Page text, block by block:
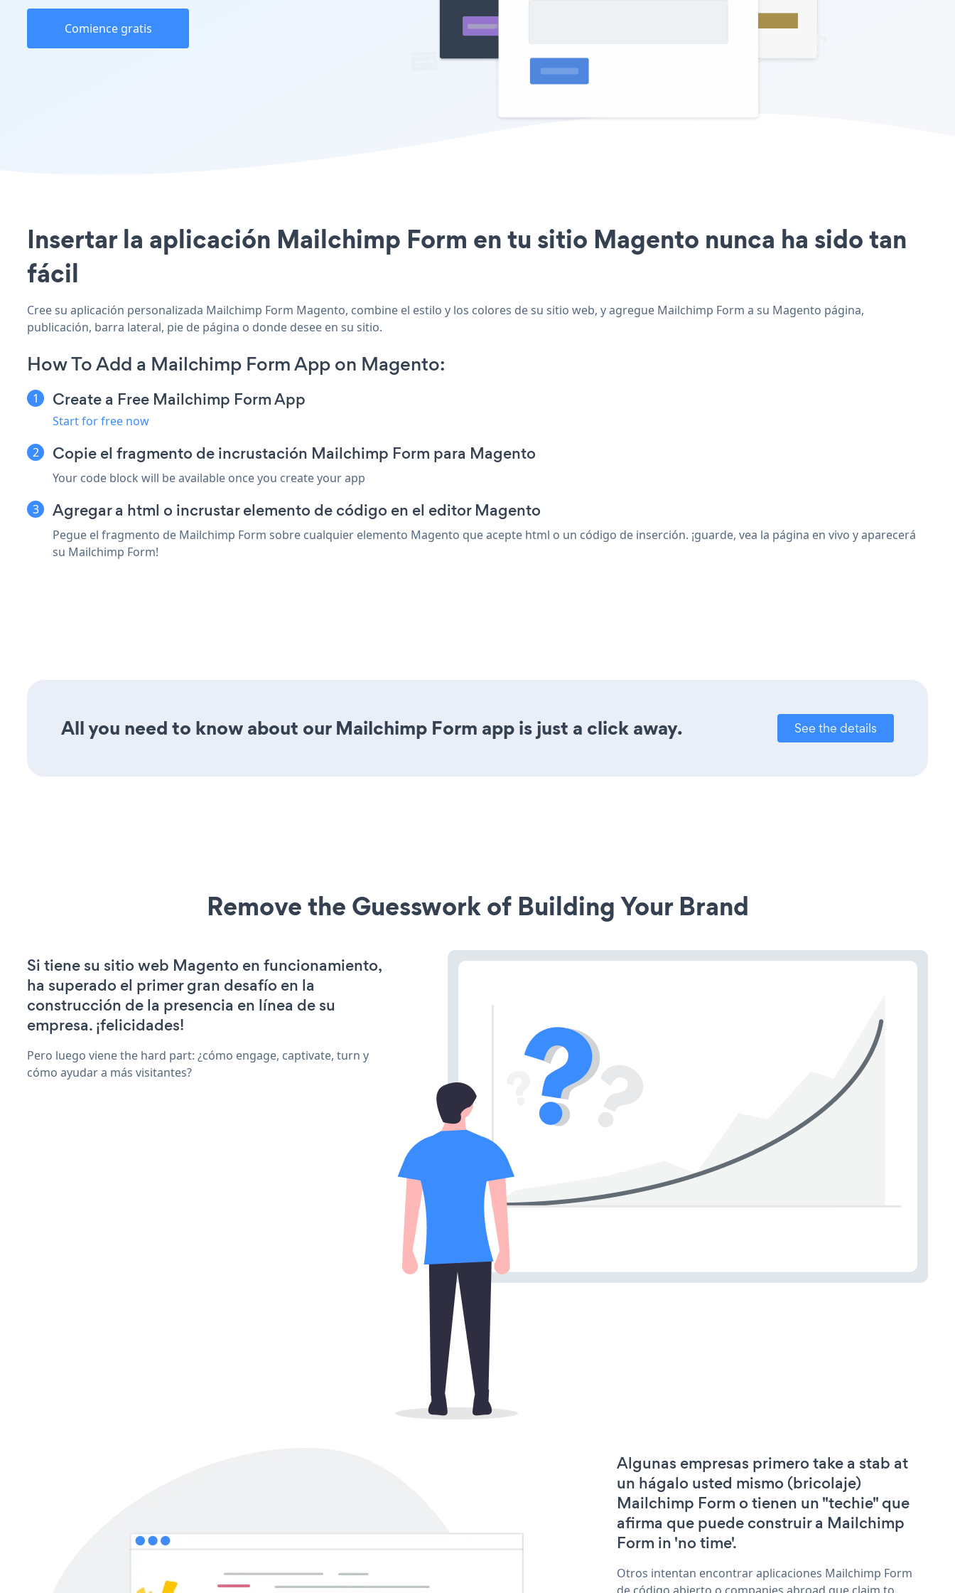
Comience gratis
Insertar la aplicación Mailchimp Form en tu sitio Magento nunca ha sido tan
fácil
Cree su aplicación personalizada Mailchimp Form Magento, combine el estilo y los colores de su sitio web, y agregue Mailchimp Form a su Magento página,
publicación, barra lateral, pie de página o donde desee en su sitio.
How To Add a Mailchimp Form App on Magento:
Create a Free Mailchimp Form App
Start for free now
Copie el fragmento de incrustación Mailchimp Form para Magento
Your code block will be available once you create your app
Agregar a html o incrustar elemento de código en el editor Magento
Pegue el fragmento de Mailchimp Form sobre cualquier elemento Magento que acepte html o un código de inserción. ¡guarde, vea la página en vivo y aparecerá
su Mailchimp Form!
All you need to know about our Mailchimp Form app is just a click away. See the details
Remove the Guesswork of Building Your Brand
Si tiene su sitio web Magento en funcionamiento,
ha superado el primer gran desafío en la
construcción de la presencia en línea de su
empresa. ¡felicidades!
Pero luego viene the hard part: ¿cómo engage, captivate, turn y
cómo ayudar a más visitantes?
Algunas empresas primero take a stab at
un hágalo usted mismo (bricolaje)
Mailchimp Form o tienen un "techie" que
afirma que puede construir a Mailchimp
Form in 'no time'.
Otros intentan encontrar aplicaciones Mailchimp Form